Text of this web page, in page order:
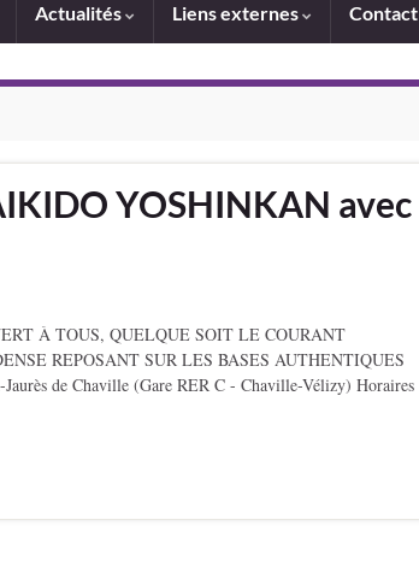
Actualités Liens externes Contact
YOSHINKAN avec
À TOUS, QUELQUE SOIT LE COURANT
REPOSANT SUR LES BASES AUTHENTIQUES
de Chaville (Gare RER C - Chaville-Vélizy) Horaires